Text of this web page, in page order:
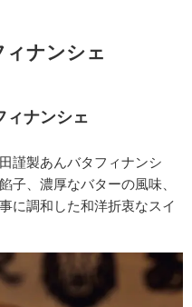
ィナンシェ
ィナンシェ
謹製あんバタフィナンシ
子、濃厚なバターの風味、
に調和した和洋折衷なスイ